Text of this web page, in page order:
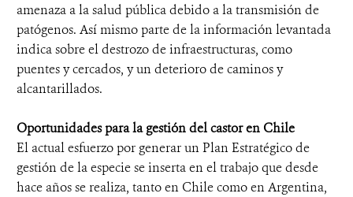
amenaza a la salud pública debido a la transmisión de
patógenos. Así mismo parte de la información levantada
indica sobre el destrozo de infraestructuras, como
puentes y cercados, y un deterioro de caminos y
alcantarillados.
Oportunidades para la gestión del castor en Chile
El actual esfuerzo por generar un Plan Estratégico de
gestión de la especie se inserta en el trabajo que desde
hace años se realiza, tanto en Chile como en Argentina,